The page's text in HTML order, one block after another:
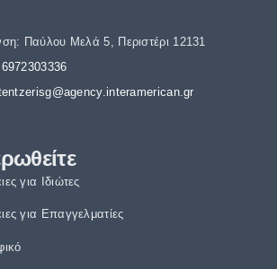
Παύλου Μελά 5, Περιστέρι 12131
6972303336
για Ιδιώτες
για Επαγγελματίες